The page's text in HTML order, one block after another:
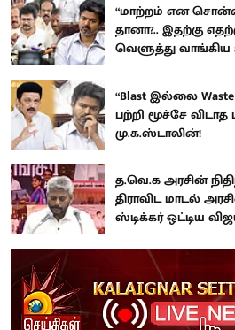
“மாற்றம் என
தானா?.. இதற்கு
வெளுத்து வாங்கிய
“Blast இல்லை
பற்றி மூச்சே
மு.க.ஸ்டாலின்!
த.வெ.க அரசின்
திராவிட மாடல்
ஸ்டிக்கர் ஒட்டிய